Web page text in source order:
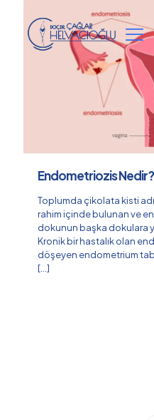
Endometriozis Nedir?
Toplumda çikolata kisti
rahim içinde bulunan ve
dokunun başka dokulara
Kronik bir hastalık olan
döşeyen endometrium
[…]